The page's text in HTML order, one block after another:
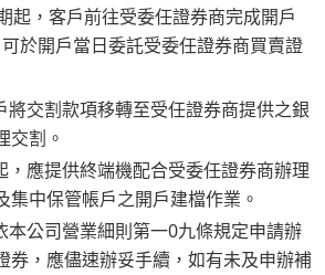
起，客戶前往受委任證券商完成開戶
於開戶當日委託受委任證券商買賣證
將交割款項移轉至受任證券商提供之銀
交割。
，應提供終端機配合受委任證券商辦理
集中保管帳戶之開戶建檔作業。
本公司營業細則第一0九條規定申請辦
券，應儘速辦妥手續，如有未及申辦補